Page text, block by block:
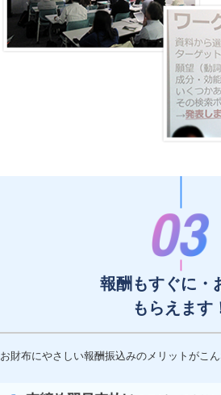
報酬もすぐに・
もらえます
お財布にやさしい報酬振込みのメリットがこん